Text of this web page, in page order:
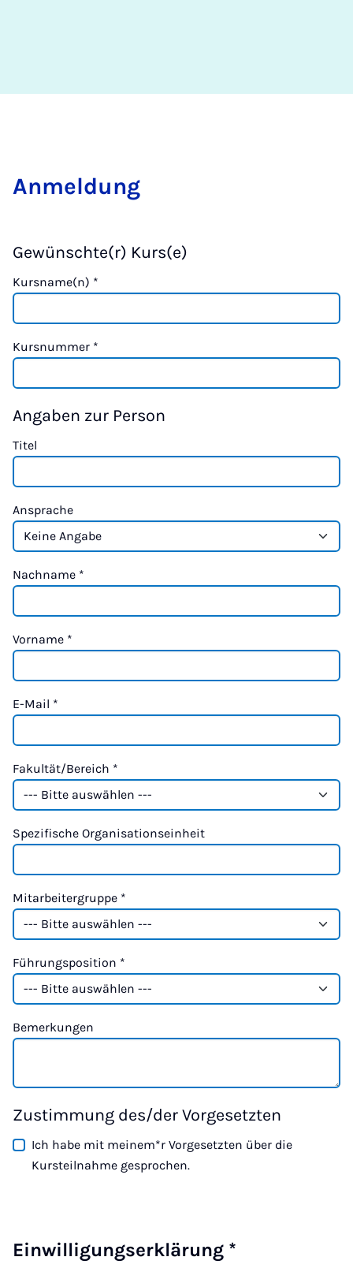
Anmeldung
Gewünschte(r) Kurs(e)
Kursname(n) *
Kursnummer *
Angaben zur Person
Titel
Ansprache
Nachname *
Vorname *
E-Mail *
Fakultät/Bereich *
Spezifische Organisationseinheit
Mitarbeitergruppe *
Führungsposition *
Bemerkungen
Zustimmung des/der Vorgesetzten
Ich habe mit meinem*r Vorgesetzten über die
Kursteilnahme gesprochen.
Einwilligungserklärung *